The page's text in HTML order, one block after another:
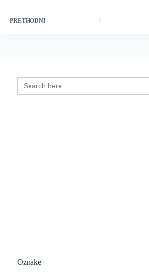
PRETHODNI
Search
for:
Oznake